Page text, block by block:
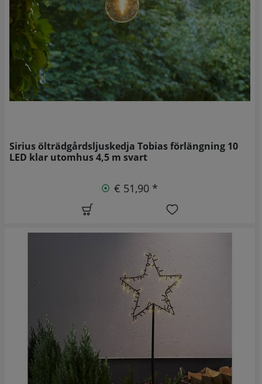
Sirius ölträdgårdsljuskedja Tobias förlängning 10
LED klar utomhus 4,5 m svart
€ 51,90 *